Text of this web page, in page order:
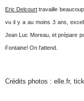
Eric Delcourt travaille
vu il y a au moins 3 ans,
Jean Luc Moreau, et prépare
Fontaine! On l'attend.
Crédits photos : elle.fr,